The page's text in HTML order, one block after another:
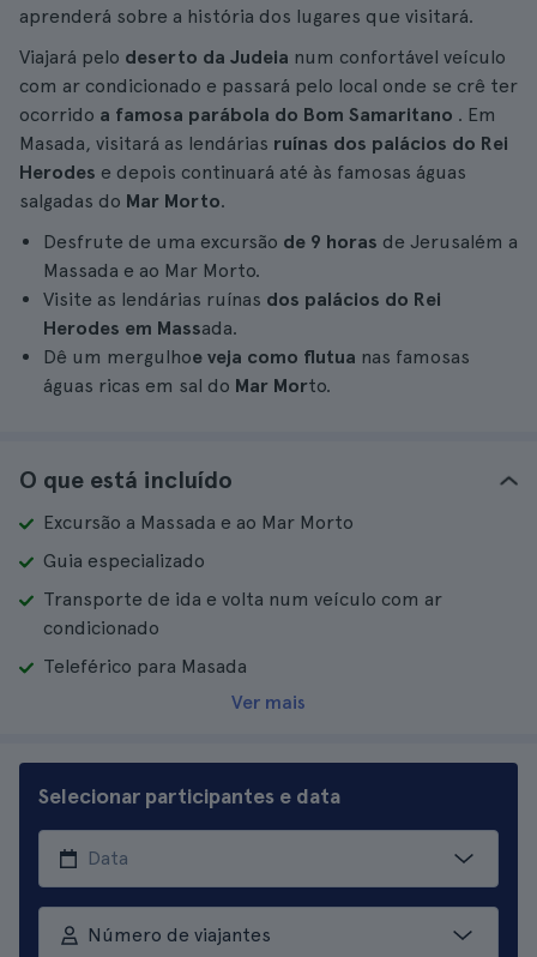
aprenderá sobre a história dos lugares que visitará.
Viajará pelo deserto da Judeia num confortável veículo
com ar condicionado e passará pelo local onde se crê ter
ocorrido a famosa parábola do Bom Samaritano . Em
Masada, visitará as lendárias ruínas dos palácios do Rei
Herodes e depois continuará até às famosas águas
salgadas do Mar Morto.
Desfrute de uma excursão de 9 horas de Jerusalém a
Massada e ao Mar Morto.
Visite as lendárias ruínas dos palácios do Rei
Herodes em Massada.
Dê um mergulhoe veja como flutua nas famosas
águas ricas em sal do Mar Morto.
O que está incluído
Excursão a Massada e ao Mar Morto
Guia especializado
Transporte de ida e volta num veículo com ar
condicionado
Teleférico para Masada
Ver mais
Selecionar participantes e data
Número de viajantes